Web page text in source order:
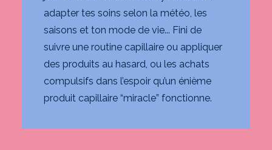
adapter tes soins selon la météo, les
saisons et ton mode de vie... Fini de
suivre une routine capillaire ou appliquer
des produits au hasard, ou les achats
compulsifs dans l’espoir qu’un énième
produit capillaire “miracle” fonctionne.